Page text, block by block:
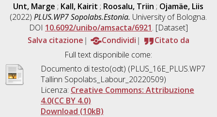
Unt, Marge ; Kall, Kairit ; Roosalu, Triin ; Ojamäe, Liis
(2022)PLUS.WP7 Sopolabs.Estonia. University of Bologna.
DOI 10.6092/unibo/amsacta/6921. [Dataset]
Salva citazione
Condividi
Citato da
Full text disponibile come:
Documento di testo(odt) (PLUS_16E_PLUS.WP7
Tallinn Sopolabs_Labour_20220509)
Licenza: Creative Commons: Attribuzione
4.0(CC BY 4.0)
Download (10kB)